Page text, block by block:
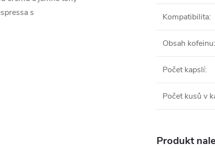
s
Kompatibilita:
Obsah kofeinu:
Počet kapslí:
Počet kusů v
Produkt